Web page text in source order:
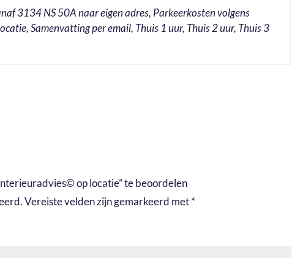
3134 NS 50A naar eigen adres, Parkeerkosten volgens
Samenvatting per email, Thuis 1 uur, Thuis 2 uur, Thuis 3
op locatie” te beoordelen
Vereiste velden zijn gemarkeerd met*